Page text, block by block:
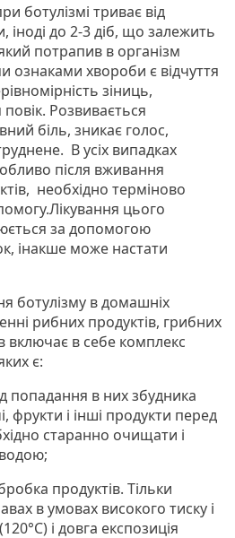
ботулізмі триває від
іноді до 2-3 діб, що залежить
який потрапив в організм
ознаками хвороби є відчуття
зіниць,
Розвивається
біль, зникає голос,
В усіх випадках
після вживання
необхідно терміново
цього
за допомогою
інакше може настати
ботулізму в домашніх
рибних продуктів, грибних
включає в себе комплекс
є:
попадання в них збудника
фрукти і інші продукти перед
старанно очищати і
продуктів. Тільки
в умовах високого тиску і
і довга експозиція